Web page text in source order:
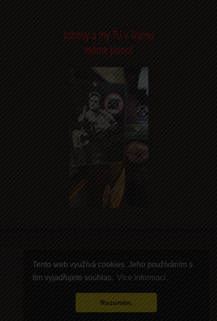
Tento web využívá cookies. Jeho používáním s
tím vyjadřujete souhlas. Více informací.
Rozumím.
Johnny a my TU v Tramu
máme jasno!
Copyright © 2013-2025První Pivní Tramway.
All rights reserved. Web by
Kabris|NET